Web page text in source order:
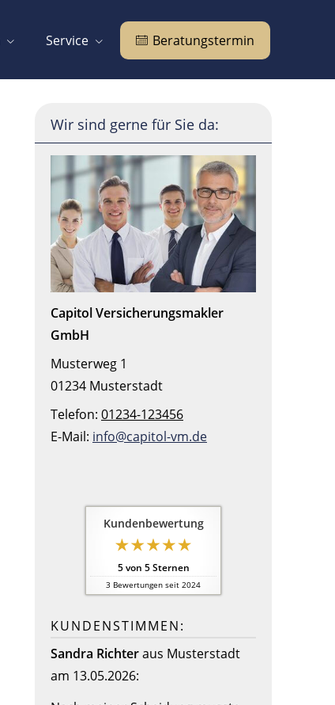
Service Beratungstermin
Wir sind gerne für Sie da:
Capitol Ver­sicherungs­makler
GmbH
Musterweg 1
01234 Musterstadt
Telefon: 01234-123456
E-Mail: info@capitol-vm.de
Kundenbewertung
5von 5Sternen
3 Bewertungen seit 2024
KUNDENSTIMMEN:
Sandra Richteraus Musterstadt
am 13.05.2026: